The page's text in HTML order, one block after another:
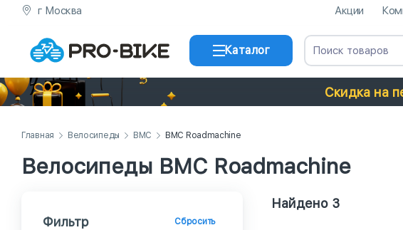
г Москва Акции
Каталог
Скидка на
Главная Велосипеды BMC BMC Roadmachine
Велосипеды BMC Roadmachine
Найдено 3
Фильтр Сбросить